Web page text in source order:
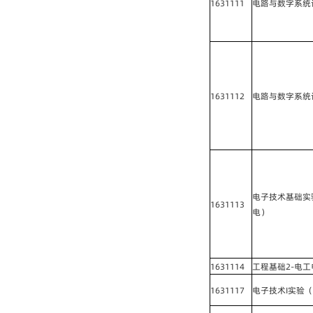
1631111 电路与数字系
1631112 电路与数字系
1631113
电子技术基础
电）
1631114
工程基础2-电
1631117
电子技术I实验